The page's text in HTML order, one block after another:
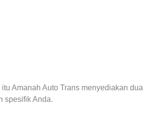
Amanah Auto Trans menyediakan dua
spesifik Anda.